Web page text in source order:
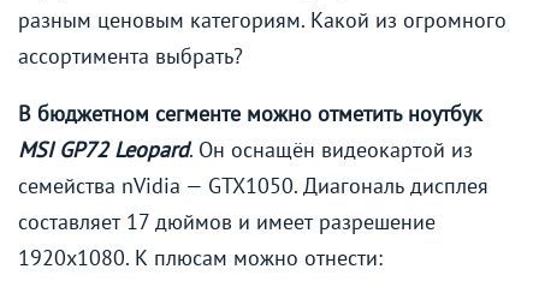
разным ценовым категориям. Какой из огромного
ассортимента выбрать?
В бюджетном сегменте можно отметить ноутбук
MSI GP72 Leopard. Он оснащён видеокартой из
семейства nVidia — GTX1050. Диагональ дисплея
составляет 17 дюймов и имеет разрешение
1920х1080. К плюсам можно отнести: